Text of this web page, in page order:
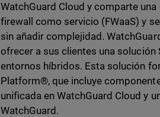
WatchGuard Cloud y comparte
firewall como servicio (FWaaS) y
sin añadir complejidad.
ofrecer a sus clientes una solución
entornos híbridos. Esta solución
Platform®, que incluye
unificada en WatchGuard Cloud y
WatchGuard.